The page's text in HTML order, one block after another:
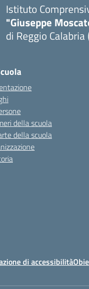
Istituto
"Giuseppe
di Reggio Calabria
della scuola
della scuola
di accessibilità